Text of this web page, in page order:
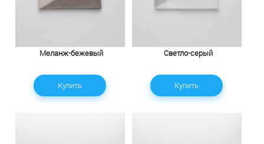
Меланж-бежевый
Купить
Светло-серый
Купить